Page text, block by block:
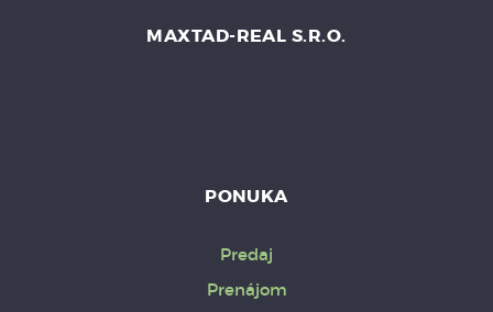
MAXTAD-REAL S.R.O.
PONUKA
Predaj
Prenájom